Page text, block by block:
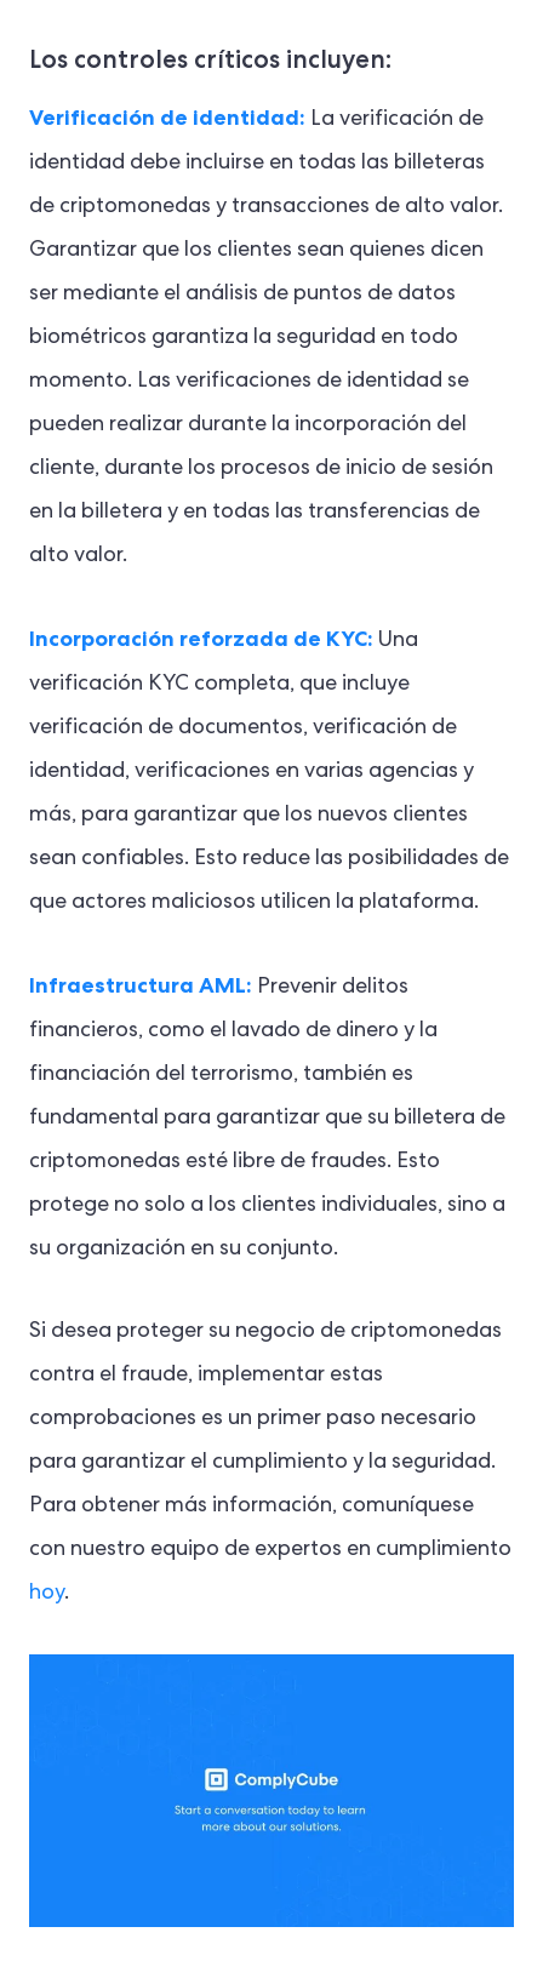
Los controles críticos incluyen:
Verificación de identidad: La verificación de
identidad debe incluirse en todas las billeteras
de criptomonedas y transacciones de alto valor.
Garantizar que los clientes sean quienes dicen
ser mediante el análisis de puntos de datos
biométricos garantiza la seguridad en todo
momento. Las verificaciones de identidad se
pueden realizar durante la incorporación del
cliente, durante los procesos de inicio de sesión
en la billetera y en todas las transferencias de
alto valor.
Incorporación reforzada de KYC: Una
verificación KYC completa, que incluye
verificación de documentos, verificación de
identidad, verificaciones en varias agencias y
más, para garantizar que los nuevos clientes
sean confiables. Esto reduce las posibilidades de
que actores maliciosos utilicen la plataforma.
Infraestructura AML: Prevenir delitos
financieros, como el lavado de dinero y la
financiación del terrorismo, también es
fundamental para garantizar que su billetera de
criptomonedas esté libre de fraudes. Esto
protege no solo a los clientes individuales, sino a
su organización en su conjunto.
Si desea proteger su negocio de criptomonedas
contra el fraude, implementar estas
comprobaciones es un primer paso necesario
para garantizar el cumplimiento y la seguridad.
Para obtener más información, comuníquese
con nuestro equipo de expertos en cumplimiento
hoy.